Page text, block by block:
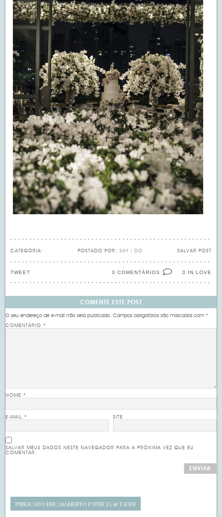
CATEGORIA: SALVAR POST
POSTADO POR: SAY I DO
0 IN LOVE
0 COMENTÁRIOS
TWEET
COMENTE ESTE POST
O seu endereço de e-mail não será publicado. Campos obrigatórios são marcados com*
COMENTÁRIO*
NOME*
E-MAIL* SITE
SALVAR MEUS DADOS NESTE NAVEGADOR PARA A PRÓXIMA VEZ QUE EU
COMENTAR.
PUBLICADO EMCASAMENTO PATRÍCIA & TADEU